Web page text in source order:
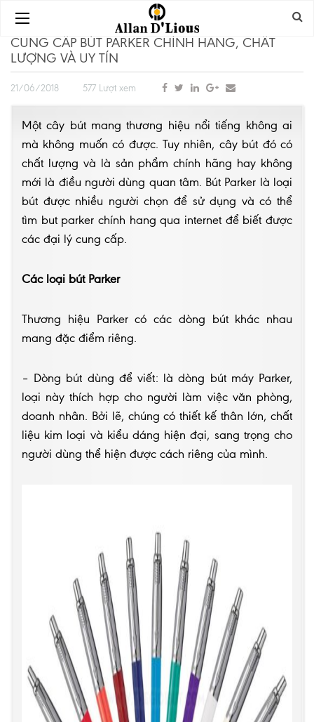
CUNG CẤP BÚT PARKER CHÍNH HÃNG, CHẤT
LƯỢNG VÀ UY TÍN
21/06/2018 577 Lượt xem
Một cây bút mang thương hiệu nổi tiếng không ai
mà không muốn có được. Tuy nhiên, cây bút đó có
chất lượng và là sản phẩm chính hãng hay không
mới là điều người dùng quan tâm. Bút Parker là loại
bút được nhiều người chọn để sử dụng và có thể
tìm but parker chính hang qua internet để biết được
các đại lý cung cấp.
Các loại bút Parker
Thương hiệu Parker có các dòng bút khác nhau
mang đặc điểm riêng.
– Dòng bút dùng để viết: là dòng bút máy Parker,
loại này thích hợp cho người làm việc văn phòng,
doanh nhân. Bởi lẽ, chúng có thiết kế thân lớn, chất
liệu kim loại và kiểu dáng hiện đại, sang trọng cho
người dùng thể hiện được cách riêng của mình.